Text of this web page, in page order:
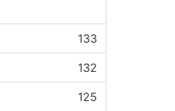
133
132
125